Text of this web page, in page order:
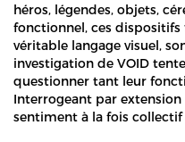
héros, légendes, objets,
fonctionnel, ces
véritable langage visuel,
investigation de VOID
questionner tant leur
Interrogeant par
sentiment à la fois